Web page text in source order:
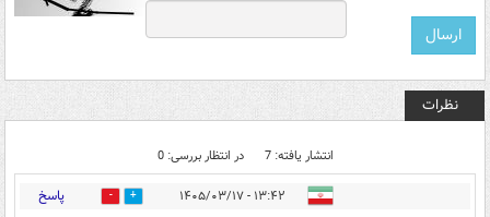
نظرات
انتشار یافته: 7 در انتظار بررسی: 0
۱۳:۴۲ - ۱۴۰۵/۰۳/۱۷ 1 پاسخ